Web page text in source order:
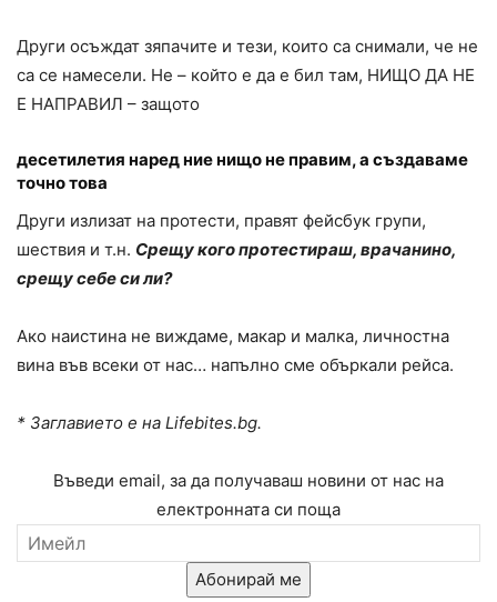
Други осъждат зяпачите и тези, които са снимали, че не
са се намесели. Не – който е да е бил там, НИЩО ДА НЕ
Е НАПРАВИЛ – защото
десетилетия наред ние нищо не правим, а създаваме
точно това
Други излизат на протести, правят фейсбук групи,
шествия и т.н. Срещу кого протестираш, врачанино,
срещу себе си ли?
Ако наистина не виждаме, макар и малка, личностна
вина във всеки от нас… напълно сме объркали рейса.
* Заглавието е на Lifebites.bg.
Въведи email, за да получаваш новини от нас на
електронната си поща
Абонирай ме